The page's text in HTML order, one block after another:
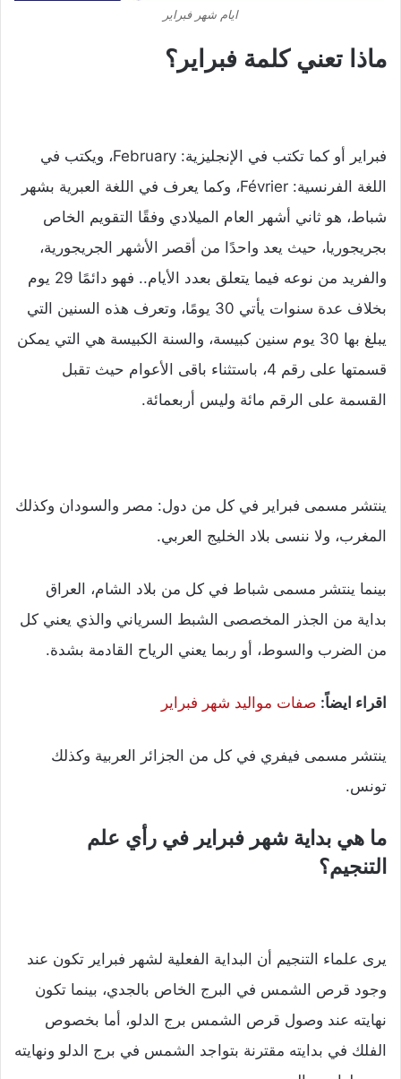
ايام شهر فبراير
ماذا تعني كلمة فبراير؟
فبراير أو كما تكتب في الإنجليزية: February، ويكتب في
اللغة الفرنسية: Février، وكما يعرف في اللغة العبرية بشهر
شباط، هو ثاني أشهر العام الميلادي وفقًا التقويم الخاص
بجريجوريا، حيث يعد واحدًا من أقصر الأشهر الجريجورية،
والفريد من نوعه فيما يتعلق بعدد الأيام.. فهو دائمًا 29 يوم
بخلاف عدة سنوات يأتي 30 يومًا، وتعرف هذه السنين التي
يبلغ بها 30 يوم سنين كبيسة، والسنة الكبيسة هي التي يمكن
قسمتها على رقم 4، باستثناء باقى الأعوام حيث تقبل
القسمة على الرقم مائة وليس أربعمائة.
ينتشر مسمى فبراير في كل من دول: مصر والسودان وكذلك
المغرب، ولا ننسى بلاد الخليج العربي.
بينما ينتشر مسمى شباط في كل من بلاد الشام، العراق
بداية من الجذر المخصصى الشبط السرياني والذي يعني كل
من الضرب والسوط، أو ربما يعني الرياح القادمة بشدة.
اقراء ايضاً: صفات مواليد شهر فبراير
ينتشر مسمى فيفري في كل من الجزائر العربية وكذلك
تونس.
ما هي بداية شهر فبراير في رأي علم
التنجيم؟
يرى علماء التنجيم أن البداية الفعلية لشهر فبراير تكون عند
وجود قرص الشمس في البرج الخاص بالجدي، بينما تكون
نهايته عند وصول قرص الشمس برج الدلو، أما بخصوص
الفلك في بدايته مقترنة بتواجد الشمس في برج الدلو ونهايته